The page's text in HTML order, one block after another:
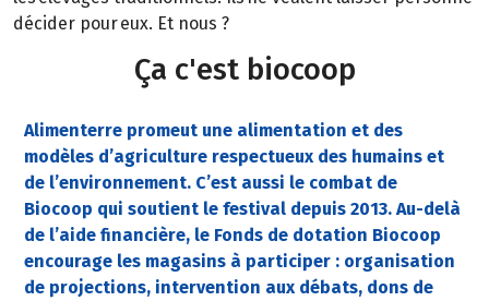
décider pour eux. Et nous ?
Ça c'est biocoop
Alimenterre promeut une alimentation et des
modèles d’agriculture respectueux des humains et
de l’environnement. C’est aussi le combat de
Biocoop qui soutient le festival depuis 2013. Au-delà
de l’aide financière, le Fonds de dotation Biocoop
encourage les magasins à participer : organisation
de projections, intervention aux débats, dons de